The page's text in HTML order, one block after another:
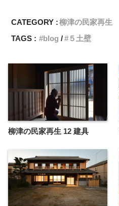
CATEGORY :柳津の民家再生
TAGS :
blog ５土壁
柳津の民家再生 12 建具